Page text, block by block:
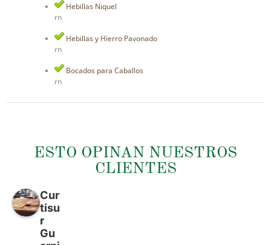
Hebillas Niquel
rn
Hebillas y Hierro Pavonado
rn
Bocados para Caballos
rn
ESTO OPINAN NUESTROS
CLIENTES
Cur
tisu
r
Gu